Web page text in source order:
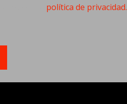
(Obligatorio)política de privacidad.